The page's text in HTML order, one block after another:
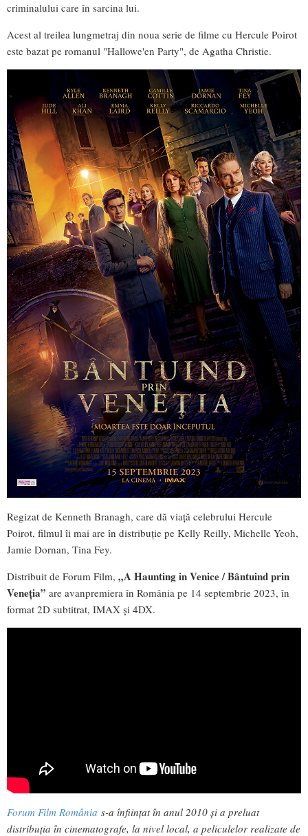
criminalului care în sarcina lui.
Acest al treilea lungmetraj din noua serie de filme cu Hercule Poirot
este bazat pe romanul "Hallowe'en Party", de Agatha Christie.
Regizat de Kenneth Branagh, care dă viaţă celebrului Hercule
Poirot, filmul îi mai are în distribuţie pe Kelly Reilly, Michelle Yeoh,
Jamie Dornan, Tina Fey.
Distribuit de Forum Film, „A Haunting in Venice / Bântuind prin
Veneția” are avanpremiera în România pe 14 septembrie 2023, în
format 2D subtitrat, IMAX și 4DX.
Forum Film România s-a înfiinţat în anul 2010 şi a preluat
distribuţia în cinematografe, la nivel local, a peliculelor realizate de